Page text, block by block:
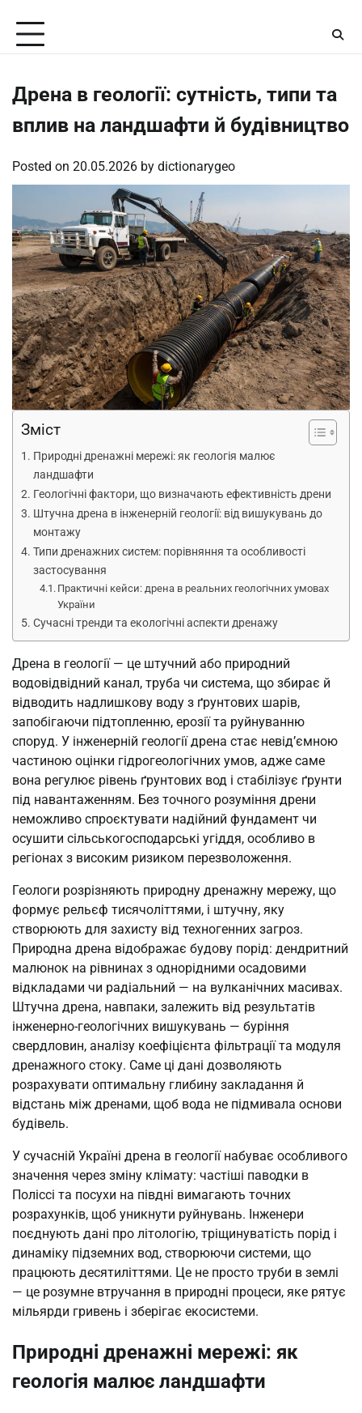
content
Дрена в геології: сутність, типи та
вплив на ландшафти й будівництво
Posted on 20.05.2026 by dictionarygeo
Зміст
Природні дренажні мережі: як геологія малює
ландшафти
Геологічні фактори, що визначають ефективність дрени
Штучна дрена в інженерній геології: від вишукувань до
монтажу
Типи дренажних систем: порівняння та особливості
застосування
Практичні кейси: дрена в реальних геологічних умовах
України
Сучасні тренди та екологічні аспекти дренажу
Дрена в геології — це штучний або природний
водовідвідний канал, труба чи система, що збирає й
відводить надлишкову воду з ґрунтових шарів,
запобігаючи підтопленню, ерозії та руйнуванню
споруд. У інженерній геології дрена стає невід’ємною
частиною оцінки гідрогеологічних умов, адже саме
вона регулює рівень ґрунтових вод і стабілізує ґрунти
під навантаженням. Без точного розуміння дрени
неможливо спроєктувати надійний фундамент чи
осушити сільськогосподарські угіддя, особливо в
регіонах з високим ризиком перезволоження.
Геологи розрізняють природну дренажну мережу, що
формує рельєф тисячоліттями, і штучну, яку
створюють для захисту від техногенних загроз.
Природна дрена відображає будову порід: дендритний
малюнок на рівнинах з однорідними осадовими
відкладами чи радіальний — на вулканічних масивах.
Штучна дрена, навпаки, залежить від результатів
інженерно-геологічних вишукувань — буріння
свердловин, аналізу коефіцієнта фільтрації та модуля
дренажного стоку. Саме ці дані дозволяють
розрахувати оптимальну глибину закладання й
відстань між дренами, щоб вода не підмивала основи
будівель.
У сучасній Україні дрена в геології набуває особливого
значення через зміну клімату: частіші паводки в
Поліссі та посухи на півдні вимагають точних
розрахунків, щоб уникнути руйнувань. Інженери
поєднують дані про літологію, тріщинуватість порід і
динаміку підземних вод, створюючи системи, що
працюють десятиліттями. Це не просто труби в землі
— це розумне втручання в природні процеси, яке рятує
мільярди гривень і зберігає екосистеми.
Природні дренажні мережі: як
геологія малює ландшафти